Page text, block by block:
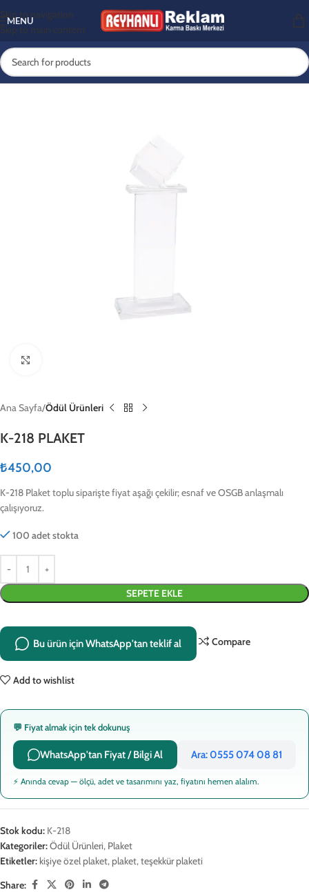
Skip to navigation
Skip to main content
MENU
Ana Sayfa Ödül Ürünleri
K-218 PLAKET
₺450,00
K-218 Plaket toplu siparişte fiyat aşağı çekilir; esnaf ve OSGB anlaşmalı
çalışıyoruz.
100 adet stokta
SEPETE EKLE
Bu ürün için WhatsApp'tan teklif al Compare
Add to wishlist
💬 Fiyat almak için tek dokunuş
WhatsApp'tan Fiyat / Bilgi Al Ara: 0555 074 08 81
⚡ Anında cevap — ölçü, adet ve tasarımını yaz, fiyatını hemen alalım.
Stok kodu: K-218
Kategoriler:Ödül Ürünleri, Plaket
Etiketler: kişiye özel plaket, plaket,teşekkür plaketi
Share: